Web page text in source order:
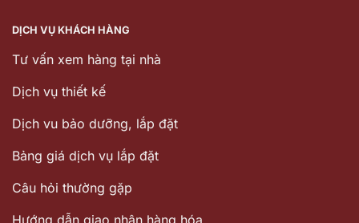
DỊCH VỤ KHÁCH HÀNG
Tư vấn xem hàng tại nhà
Dịch vụ thiết kế
Dịch vu bảo dưỡng, lắp đặt
Bảng giá dịch vụ lắp đặt
Câu hỏi thường gặp